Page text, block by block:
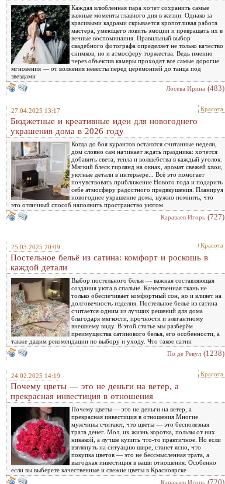
Каждая влюбленная пара хочет сохранить самые
важные моменты главного дня в жизни. Однако за
красивыми кадрами скрывается кропотливая работа
мастера, умеющего ловить эмоции и превращать их в
вечные воспоминания. Правильный выбор
свадебного фотографа определяет не только качество
снимков, но и атмосферу торжества. Ведь именно
через объектив камеры проходят все самые дорогие
мгновения — от волнения невесты перед церемонией до танца под
звездами
Лосева Ирина (483)
27.04.2025 13:17 Красота
Бюджетные и креативные идеи для новогоднего
украшения дома в 2026 году
Когда до боя курантов остаются считанные недели,
дом словно сам начинает ждать праздника: хочется
добавить света, тепла и волшебства в каждый уголок.
Мягкий блеск гирлянд на окнах, аромат свежей хвои,
уютные детали в интерьере... Всё это помогает
почувствовать приближение Нового года и подарить
себе атмосферу радостного предвкушения. Планируя
новогоднее украшение дома, нужно помнить, что
это отличный способ наполнить пространство уютом
Караваев Игорь (727)
25.03.2025 20:09 Красота
Постельное бельё из сатина: комфорт и роскошь в
каждой детали
Выбор постельного белья — важная составляющая
создания уюта в спальне. Качественная ткань не
только обеспечивает комфортный сон, но и влияет на
долговечность изделия. Постельное белье из сатина
считается одним из лучших решений для дома
благодаря мягкости, прочности и элегантному
внешнему виду. В этой статье мы разберём
преимущества сатинового белья, его особенности, а
также дадим рекомендации по выбору и уходу. Что такое сатин
По де Ревул (1238)
24.02.2025 14:19 Красота
Почему цветы — это не деньги на ветер, а
прекрасная инвестиция в отношения
Почему цветы — это не деньги на ветер, а
прекрасная инвестиция в отношения Многие
мужчины считают, что цветы — это бесполезная
трата денег. Мол, их жизнь коротка, пользы от них
никакой, а лучше купить что-то практичное. Но если
взглянуть на ситуацию шире, станет ясно, что
покупка цветов — это не бессмысленная трата, а
выгодная инвестиция в ваши отношения. Особенно
если вы выберете качественные и свежие цветы в Красноярске
Караваев Игорь (720)